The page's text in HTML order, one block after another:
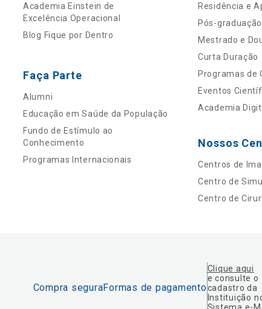
Academia Einstein de
Excelência Operacional
Blog Fique por Dentro
Faça Parte
Alumni
Educação em Saúde da População
Fundo de Estímulo ao
Conhecimento
Programas Internacionais
Residência e
Pós-
Mestrado e
Curta Duração
Programas de
Eventos
Academia
Nossos
Centros de
Centro de
Centro de
Compra seguraFormas de pagamento
Clique aqui
e consulte o
cadastro da
Instituição